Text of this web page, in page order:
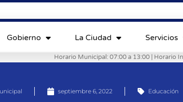
Gobierno La Ciudad Servicios
Horario Municipal: 07:00 a 13:00 | Horario
septiembre 6, 2022 Educación